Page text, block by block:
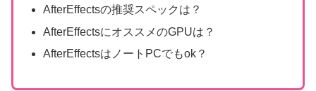
AfterEffectsの推奨スペックは？
AfterEffectsにオススメのGPUは？
AfterEffectsはノートPCでもok？